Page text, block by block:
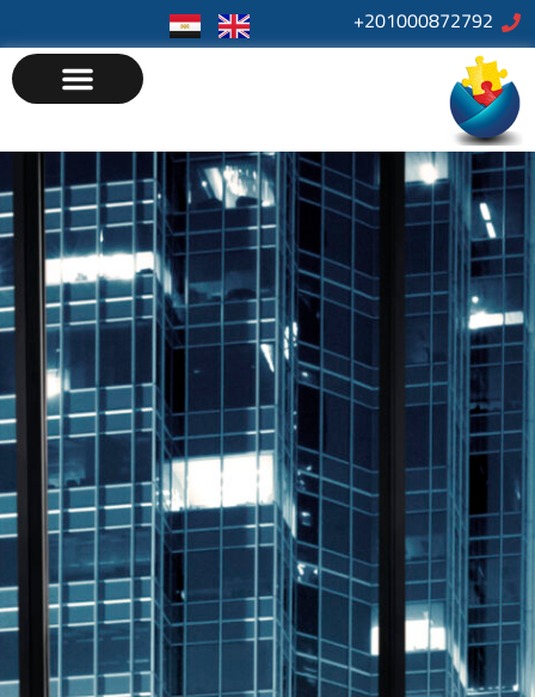
201000872792+